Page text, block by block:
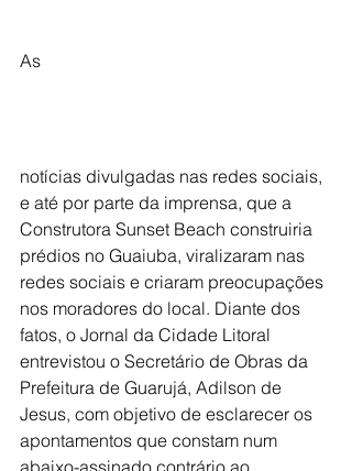
As
notícias divulgadas nas redes sociais,
e até por parte da imprensa, que a
Construtora Sunset Beach construiria
prédios no Guaiuba, viralizaram nas
redes sociais e criaram preocupações
nos moradores do local. Diante dos
fatos, o Jornal da Cidade Litoral
entrevistou o Secretário de Obras da
Prefeitura de Guarujá, Adilson de
Jesus, com objetivo de esclarecer os
apontamentos que constam num
abaixo-assinado contrário ao